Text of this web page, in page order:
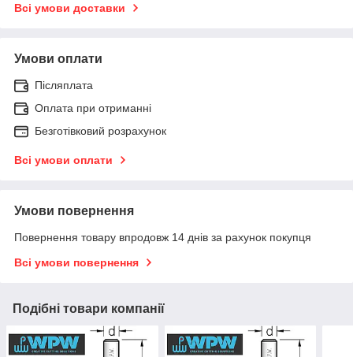
Всі умови доставки
Умови оплати
Післяплата
Оплата при отриманні
Безготівковий розрахунок
Всі умови оплати
Умови повернення
Повернення товару впродовж 14 днів за рахунок покупця
Всі умови повернення
Подібні товари компанії